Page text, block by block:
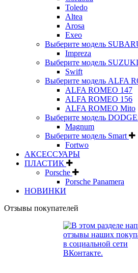
Toledo
Altea
Arosa
Exeo
Выберите модель
Impreza
Выберите модель
Swift
Выберите модель ALFA
ALFA ROMEO 147
ALFA ROMEO 156
ALFA ROMEO Mito
Выберите модель
Magnum
Выберите модель Smart
Fortwo
АКСЕССУАРЫ
ПЛАСТИК
Porsche
Porsche Panamera
НОВИНКИ
Отзывы покупателей